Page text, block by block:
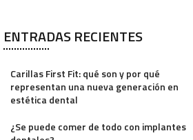
ENTRADAS RECIENTES
Carillas First Fit: qué son y por qué
representan una nueva generación en
estética dental
¿Se puede comer de todo con implantes